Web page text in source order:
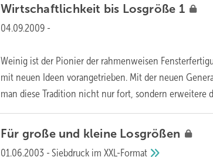
Wirtschaftlichkeit bis Losgröße 1
04.09.2009 -
Weinig ist der Pionier der rahmenweisen
mit neuen Ideen vorangetrieben. Mit der neuen
man diese Tradition nicht nur fort, sondern
Für große und kleine Losgrößen
01.06.2003 - Siebdruck imXXL-Format